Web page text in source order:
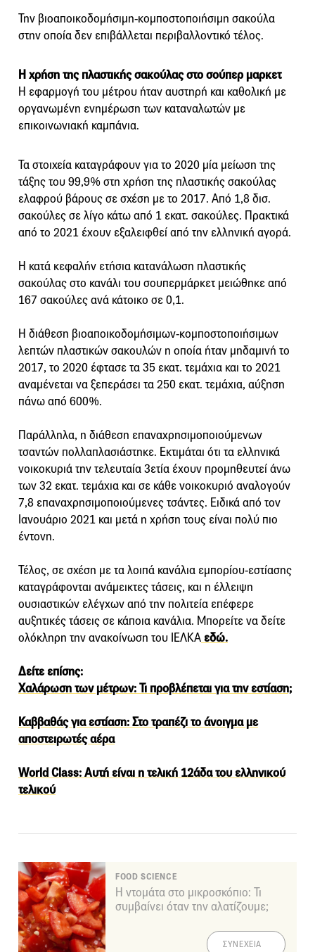
Την βιοαποικοδομήσιμη-κομποστοποιήσιμη σακούλα
στην οποία δεν επιβάλλεται περιβαλλοντικό τέλος.
Η χρήση της πλαστικής σακούλας στο σούπερ μαρκετ
Η εφαρμογή του μέτρου ήταν αυστηρή και καθολική με
οργανωμένη ενημέρωση των καταναλωτών με
επικοινωνιακή καμπάνια.
Τα στοιχεία καταγράφουν για το 2020 μία μείωση της
τάξης του 99,9% στη χρήση της πλαστικής σακούλας
ελαφρού βάρους σε σχέση με το 2017. Από 1,8 δισ.
σακούλες σε λίγο κάτω από 1 εκατ. σακούλες. Πρακτικά
από το 2021 έχουν εξαλειφθεί από την ελληνική αγορά.
Η κατά κεφαλήν ετήσια κατανάλωση πλαστικής
σακούλας στο κανάλι του σουπερμάρκετ μειώθηκε από
167 σακούλες ανά κάτοικο σε 0,1.
Η διάθεση βιοαποικοδομήσιμων-κομποστοποιήσιμων
λεπτών πλαστικών σακουλών η οποία ήταν μηδαμινή το
2017, το 2020 έφτασε τα 35 εκατ. τεμάχια και το 2021
αναμένεται να ξεπεράσει τα 250 εκατ. τεμάχια, αύξηση
πάνω από 600%.
Παράλληλα, η διάθεση επαναχρησιμοποιούμενων
τσαντών πολλαπλασιάστηκε. Εκτιμάται ότι τα ελληνικά
νοικοκυριά την τελευταία 3ετία έχουν προμηθευτεί άνω
των 32 εκατ. τεμάχια και σε κάθε νοικοκυριό αναλογούν
7,8 επαναχρησιμοποιούμενες τσάντες. Ειδικά από τον
Ιανουάριο 2021 και μετά η χρήση τους είναι πολύ πιο
έντονη.
Τέλος, σε σχέση με τα λοιπά κανάλια εμπορίου-εστίασης
καταγράφονται ανάμεικτες τάσεις, και η έλλειψη
ουσιαστικών ελέγχων από την πολιτεία επέφερε
αυξητικές τάσεις σε κάποια κανάλια. Μπορείτε να δείτε
ολόκληρη την ανακοίνωση του ΙΕΛΚΑεδώ.
Δείτε επίσης:
Χαλάρωση των μέτρων: Τι προβλέπεται για την εστίαση;
Καββαθάς για εστίαση: Στο τραπέζι το άνοιγμα με
αποστειρωτές αέρα
World Class: Αυτή είναι η τελική 12άδα του ελληνικού
τελικού
FOOD SCIENCE
Η ντομάτα στο μικροσκόπιο: Τι
συμβαίνει όταν την αλατίζουμε;
ΣΥΝΕΧΕΙΑ